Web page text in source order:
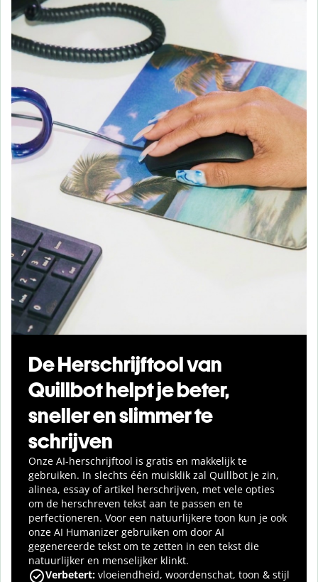
De Herschrijftool van
Quillbot helpt je beter,
sneller en slimmer te
schrijven
Onze AI-herschrijftool is gratis en makkelijk te
gebruiken. In slechts één muisklik zal Quillbot je zin,
alinea, essay of artikel herschrijven, met vele opties
om de herschreven tekst aan te passen en te
perfectioneren. Voor een natuurlijkere toon kun je ook
onze AI Humanizer gebruiken om door AI
gegenereerde tekst om te zetten in een tekst die
natuurlijker en menselijker klinkt.
Verbetert: vloeiendheid, woordenschat, toon & stijl